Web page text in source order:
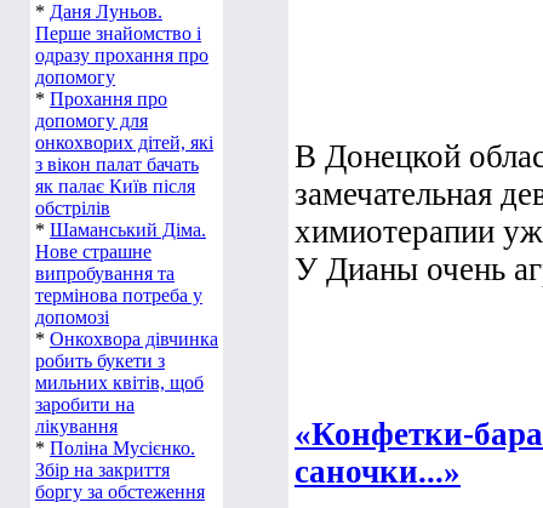
* Даня Луньов.
Перше знайомство і
одразу прохання про
допомогу
* Прохання про
допомогу для
онкохворих дітей, які
з вікон палат бачать
як палає Київ після
обстрілів
* Шаманський Діма.
Нове страшне
випробування та
термінова потреба у
допомозі
* Онкохвора дівчинка
робить букети з
мильних квітів, щоб
заробити на
лікування
* Поліна Мусієнко.
Збір на закриття
боргу за обстеження
В Донецкой
замечательная
химиотерапии
У Дианы очень
«Конфетки-
саночки...»